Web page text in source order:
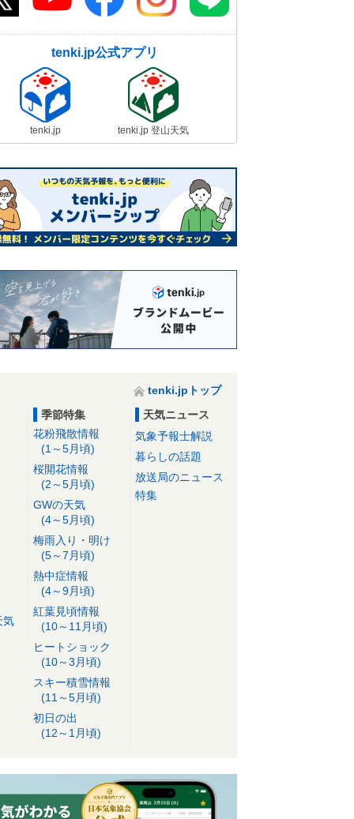
tenki.jp公式アプリ
tenki.jp tenki.jp 登山天気
tenki.jpトップ
気
季節特集
花粉飛散情報
(1～5月頃)
桜開花情報
(2～5月頃)
GWの天気
(4～5月頃)
梅雨入り・明け
(5～7月頃)
熱中症情報
(4～9月頃)
紅葉見頃情報
(10～11月頃)
ヒートショック
(10～3月頃)
スキー積雪情報
(11～5月頃)
初日の出
(12～1月頃)
天気ニュース
気象予報士解説
暮らしの話題
放送局のニュース
特集